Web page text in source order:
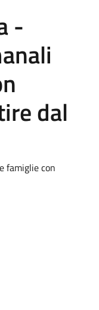
-
dal
famiglie con